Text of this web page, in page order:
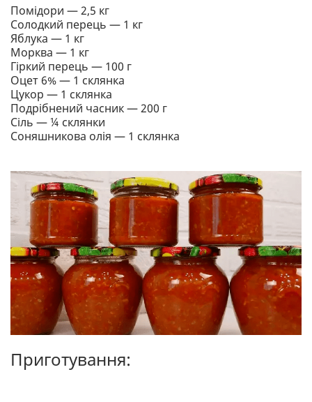
Помідори — 2,5 кг
Солодкий перець — 1 кг
Яблука — 1 кг
Морква — 1 кг
Гіркий перець — 100 г
Оцет 6% — 1 склянка
Цукор — 1 склянка
Подрібнений часник — 200 г
Сіль — ¼ склянки
Соняшникова олія — 1 склянка
Приготування: